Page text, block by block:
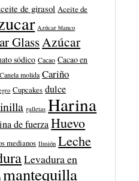
de girasol Aceite de
Azúcar blanco
GlassAzúcar
sódico Cacao Cacao en
Canela molida Cariño
Cupcakes dulce
galletas Harina
de fuerzaHuevo
medianos Ilusión Leche
Levadura en
mantequilla